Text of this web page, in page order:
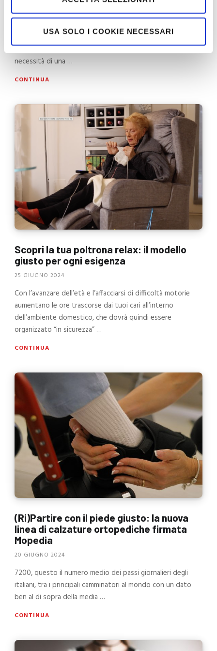
USA SOLO I COOKIE NECESSARI
ricorrente nella quotidianità: programmazione. Ogni
spostamento, ogni attività, ogni itinerario comporta la
necessità di una …
CONTINUA
Scopri la tua poltrona relax: il modello
giusto per ogni esigenza
25 GIUGNO 2024
Con l’avanzare dell’età e l’affacciarsi di difficoltà motorie
aumentano le ore trascorse dai tuoi cari all’interno
dell’ambiente domestico, che dovrà quindi essere
organizzato “in sicurezza” …
CONTINUA
(Ri)Partire con il piede giusto: la nuova
linea di calzature ortopediche firmata
Mopedia
20 GIUGNO 2024
7200, questo il numero medio dei passi giornalieri degli
italiani, tra i principali camminatori al mondo con un dato
ben al di sopra della media …
CONTINUA